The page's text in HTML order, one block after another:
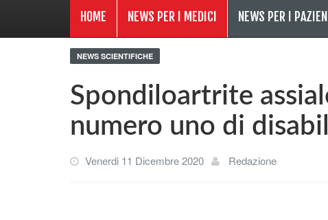
HOME NEWS PER I MEDICI NEWS PER I
NEWS SCIENTIFICHE
Spondiloartrite
numero uno di
Venerdi 11 Dicembre 2020 Redazione